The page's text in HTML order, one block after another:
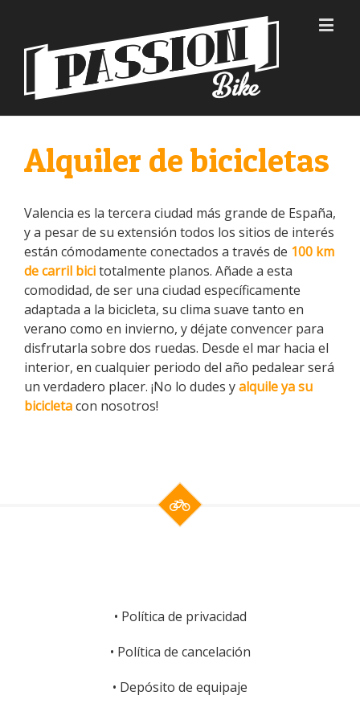
Alquiler de bicicletas
Valencia es la tercera ciudad más grande de España,
y a pesar de su extensión todos los sitios de interés
están cómodamente conectados a través de 100 km
de carril bicitotalmente planos. Añade a esta
comodidad, de ser una ciudad específicamente
adaptada a la bicicleta, su clima suave tanto en
verano como en invierno, y déjate convencer para
disfrutarla sobre dos ruedas. Desde el mar hacia el
interior, en cualquier periodo del año pedalear será
un verdadero placer. ¡No lo dudes yalquile ya su
bicicletacon nosotros!
• Política de privacidad
• Política de cancelación
• Depósito de equipaje